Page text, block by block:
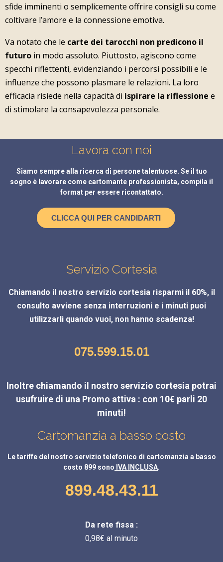
sfide imminenti o semplicemente offrire consigli su come
coltivare l’amore e la connessione emotiva.
Va notato che le carte dei tarocchi non predicono il
futuro in modo assoluto. Piuttosto, agiscono come
specchi riflettenti, evidenziando i percorsi possibili e le
influenze che possono plasmare le relazioni. La loro
efficacia risiede nella capacità di ispirare la riflessione e
di stimolare la consapevolezza personale.
Lavora con noi
Siamo sempre alla ricerca di persone talentuose. Se il tuo
sogno è lavorare come cartomante professionista, compila il
format per essere ricontattato.
CLICCA QUI PER CANDIDARTI
Servizio Cortesia
Chiamando il nostro servizio cortesia risparmi il 60%, il
consulto avviene senza interruzioni e i minuti puoi
utilizzarli quando vuoi, non hanno scadenza!
075.599.15.01
Inoltre chiamando il nostro servizio cortesia potrai
usufruire di una Promo attiva : con 10€ parli 20
minuti!
Cartomanzia a basso costo
Le tariffe del nostro servizio telefonico di cartomanzia a basso
costo 899 sono IVA INCLUSA.
899.48.43.11
Da rete fissa :
0,98€ al minuto